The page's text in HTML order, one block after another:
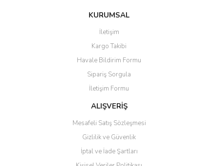
Bu ürüne ilk yorumu siz yapın!
Ürün resmi kalitesiz, bozuk veya görüntülenemiyor.
Ürün açıklamasında eksik bilgiler bulunuyor.
Ürün bilgilerinde hatalar bulunuyor.
Ürün fiyatı diğer sitelerden daha pahalı.
Bu ürüne benzer farklı alternatifler olmalı.
KURUMSAL
İletişim
Kargo Takibi
Havale Bildirim Formu
Sipariş Sorgula
İletişim Formu
ALIŞVERİŞ
Mesafeli Satış Sözleşmesi
Gizlilik ve Güvenlik
İptal ve İade Şartları